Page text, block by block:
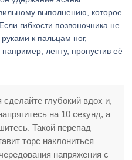
выполнению, которое
гибкости позвоночника не
к пальцам ног,
ленту, пропустив её
глубокий вдох и,
на 10 секунд, а
Такой перепад
торс наклониться
напряжения с